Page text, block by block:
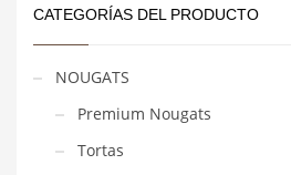
CATEGORÍAS DEL PRODUCTO
NOUGATS
Premium Nougats
Tortas